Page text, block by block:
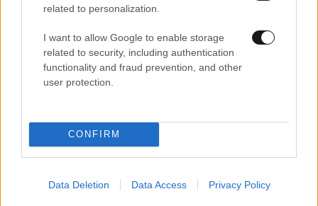
related to personalization.
I want to allow Google to enable storage
related to security, including authentication
functionality and fraud prevention, and other
user protection.
CONFIRM
Data Deletion Data Access Privacy Policy
Greek Mafia: Στην Ελλάδα ο 31χρονος που